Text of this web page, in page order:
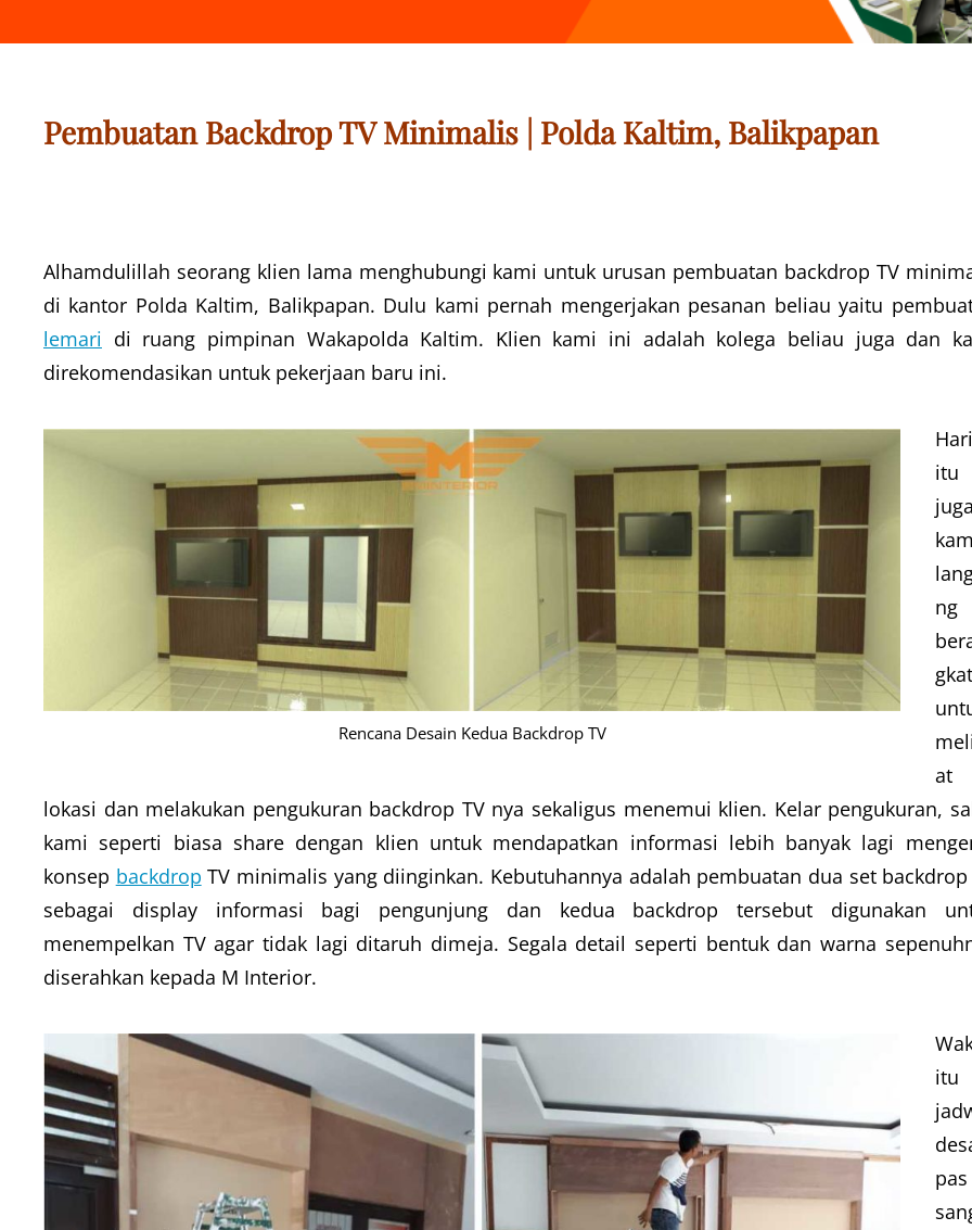
Pembuatan Backdrop TV Minimalis | Polda Kaltim, Balikpapan
Alhamdulillah seorang klien lama menghubungi kami untuk urusan pembuatan backdrop TV
di kantor Polda Kaltim, Balikpapan. Dulu kami pernah mengerjakan pesanan beliau yaitu
lemari di ruang pimpinan Wakapolda Kaltim. Klien kami ini adalah kolega beliau juga dan
direkomendasikan untuk pekerjaan baru ini.
Rencana Desain Kedua Backdrop TV
Hari
itu
juga
ng
gkat
at
lokasi dan melakukan pengukuran backdrop TV nya sekaligus menemui klien. Kelar pengukuran,
kami seperti biasa share dengan klien untuk mendapatkan informasi lebih banyak lagi
konsep backdrop TV minimalis yang diinginkan. Kebutuhannya adalah pembuatan dua set backdrop
sebagai display informasi bagi pengunjung dan kedua backdrop tersebut digunakan
menempelkan TV agar tidak lagi ditaruh dimeja. Segala detail seperti bentuk dan warna
diserahkan kepada M Interior.
itu
pas